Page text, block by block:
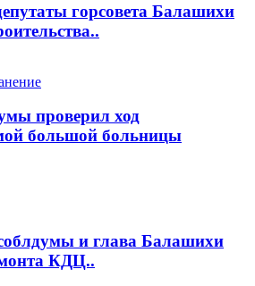
горсовета Балашихи
проверил ход
большой больницы
и глава Балашихи
КДЦ..